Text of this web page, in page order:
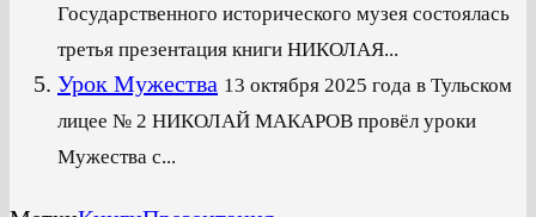
Государственного исторического музея состоялась
третья презентация книги НИКОЛАЯ...
Урок Мужества 13 октября 2025 года в Тульском
лицее № 2 НИКОЛАЙ МАКАРОВ провёл уроки
Мужества с...